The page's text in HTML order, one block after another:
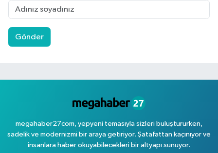
Gönder
megahaber27com, yepyeni temasıyla sizleri buluştururken,
sadelik ve modernizmi bir araya getiriyor. Şatafattan kaçınıyor ve
insanlara haber okuyabilecekleri bir altyapı sunuyor.